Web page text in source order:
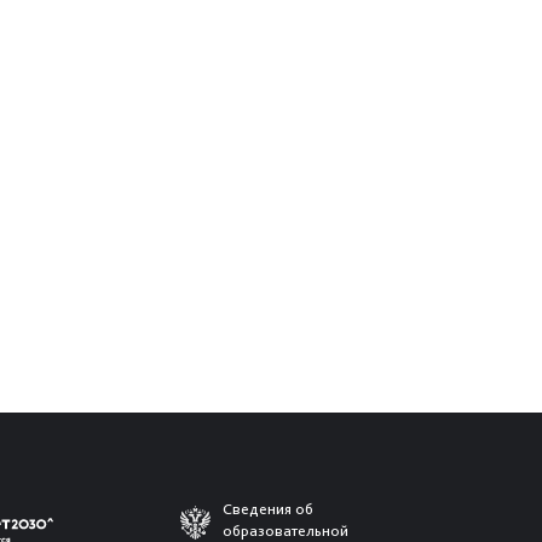
Сведения об
образовательной